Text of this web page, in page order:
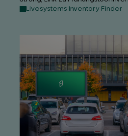
Livesystems Inventory Finder